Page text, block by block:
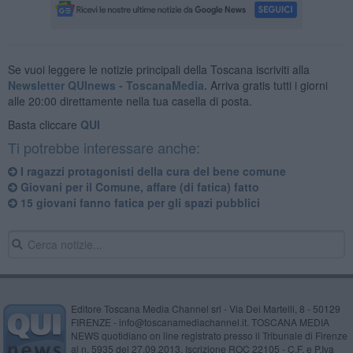
Se vuoi leggere le notizie principali della Toscana iscriviti alla
Newsletter QUInews - ToscanaMedia. Arriva gratis tutti i giorni
alle 20:00 direttamente nella tua casella di posta.
Basta cliccare QUI
Ti potrebbe interessare anche:
I ragazzi protagonisti della cura del bene comune
Giovani per il Comune, affare (di fatica) fatto
15 giovani fanno fatica per gli spazi pubblici
Editore Toscana Media Channel srl - Via Dei Martelli, 8 - 50129
FIRENZE - info@toscanamediachannel.it. TOSCANA MEDIA
NEWS quotidiano on line registrato presso il Tribunale di Firenze
al n. 5935 del 27.09.2013. Iscrizione ROC 22105 - C.F. e P.Iva